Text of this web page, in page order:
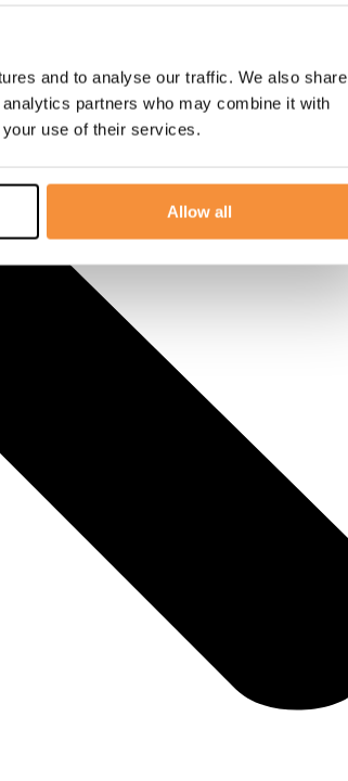
and to analyse our traffic. We also share
partners who may combine it with
use of their services.
Allow all